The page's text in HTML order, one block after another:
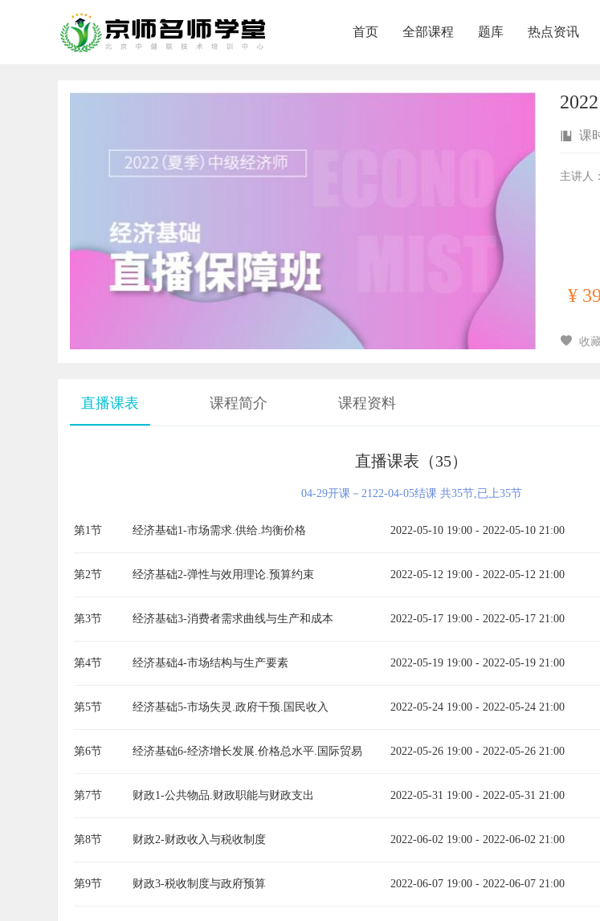
首页 全部课程 题库 热点资讯
课
主讲人：
¥
收
直播课表 课程简介 课程资料
直播课表（35）
04-29开课－2122-04-05结课 共35节,已上35节
第1节 经济基础1-市场需求.供给.均衡价格 2022-05-10 19:00 - 2022-05-10 21:00
第2节 经济基础2-弹性与效用理论.预算约束 2022-05-12 19:00 - 2022-05-12 21:00
第3节 经济基础3-消费者需求曲线与生产和成本 2022-05-17 19:00 - 2022-05-17 21:00
第4节 经济基础4-市场结构与生产要素 2022-05-19 19:00 - 2022-05-19 21:00
第5节 经济基础5-市场失灵.政府干预.国民收入 2022-05-24 19:00 - 2022-05-24 21:00
第6节 经济基础6-经济增长发展.价格总水平.国际贸易 2022-05-26 19:00 - 2022-05-26 21:00
第7节 财政1-公共物品.财政职能与财政支出 2022-05-31 19:00 - 2022-05-31 21:00
第8节 财政2-财政收入与税收制度 2022-06-02 19:00 - 2022-06-02 21:00
第9节 财政3-税收制度与政府预算 2022-06-07 19:00 - 2022-06-07 21:00